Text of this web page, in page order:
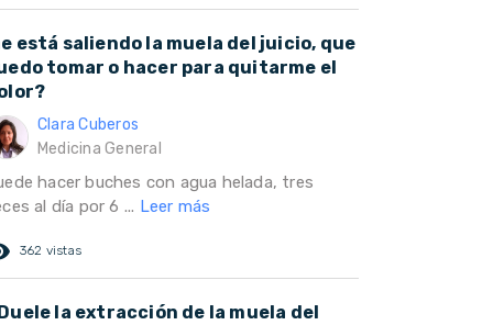
está saliendo la muela del juicio, que
tomar o hacer para quitarme el
Clara Cuberos
Medicina General
hacer buches con agua helada, tres
al día por 6 ... Leer más
362 vistas
la extracción de la muela del